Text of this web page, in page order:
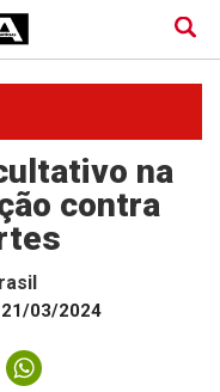
na
contra
03/2024